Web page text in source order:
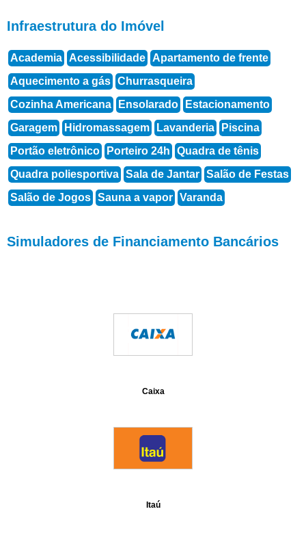
Infraestrutura do Imóvel
Academia Acessibilidade Apartamento de frente
Aquecimento a gás Churrasqueira
Cozinha Americana
Ensolarado
Estacionamento
Garagem
Hidromassagem Lavanderia
Piscina
Portão eletrônico
Porteiro 24h
Quadra de tênis
Quadra poliesportiva Sala de Jantar Salão de Festas
Salão de Jogos Sauna a vapor Varanda
Simuladores de Financiamento Bancários
Caixa
Itaú